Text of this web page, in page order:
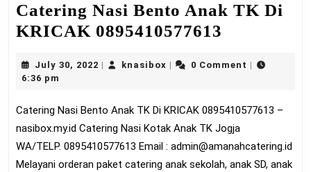
Catering Nasi Bento Anak TK Di
KRICAK 0895410577613
Bento
TK
Di
KRICAK
July 30, 2022 July
knasiboxknasibox0 Comment
6:36 pm
Catering Nasi Bento Anak TK Di KRICAK 0895410577613 –
nasibox.my.id Catering Nasi Kotak Anak TK Jogja
WA/TELP. 0895410577613 Email : admin@amanahcatering.id
Melayani orderan paket catering anak sekolah, anak SD, anak